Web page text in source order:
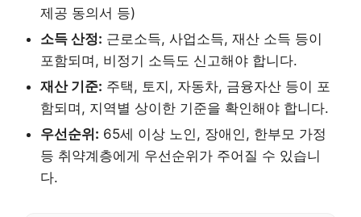
제공 동의서 등)
소득 산정: 근로소득, 사업소득, 재산 소득 등이
포함되며, 비정기 소득도 신고해야 합니다.
재산 기준: 주택, 토지, 자동차, 금융자산 등이 포
함되며, 지역별 상이한 기준을 확인해야 합니다.
우선순위: 65세 이상 노인, 장애인, 한부모 가정
등 취약계층에게 우선순위가 주어질 수 있습니
다.